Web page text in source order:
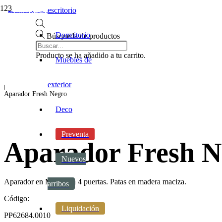
Búsqueda de productos
Producto se ha añadido a tu carrito.
escritorio
Dormitorio
Muebles de
exterior
Deco
Preventa
Nuevos
arribos
Liquidación
Living y Estar
|
Aparador Fresh Negro
Aparador Fresh
Aparador en MDF con 4 puertas. Patas en madera maciza.
Código:
PP62684.0010
Preventa
Preventa
Nuevos Arribos